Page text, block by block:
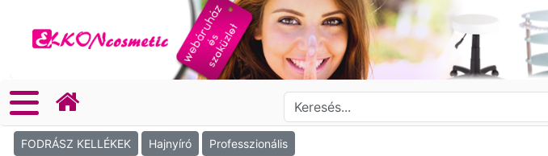
FODRÁSZ KELLÉKEK Hajnyíró Professzionális